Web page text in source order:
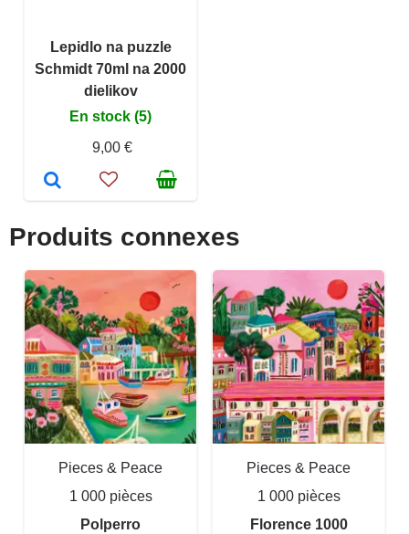
Lepidlo na puzzle
Schmidt 70ml na 2000
dielikov
En stock (5)
9,00 €
Produits connexes
Pieces & Peace
1 000 pièces
Polperro
Pieces & Peace
1 000 pièces
Florence 1000